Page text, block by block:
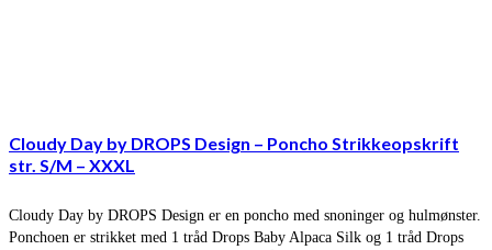
Cloudy Day by DROPS Design – Poncho Strikkeopskrift
str. S/M – XXXL
Cloudy Day by DROPS Design er en poncho med snoninger og hulmønster.
Ponchoen er strikket med 1 tråd Drops Baby Alpaca Silk og 1 tråd Drops